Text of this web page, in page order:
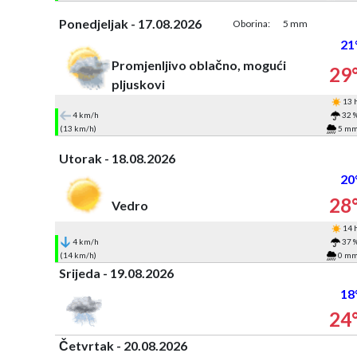
Ponedjeljak - 17.08.2026 Oborina: 5 mm
Promjenljivo oblačno, mogući
pljuskovi
13 h
4 km/h
32
(13 km/h)
5 mm
Utorak - 18.08.2026
Vedro
14 h
4 km/h
37
(14 km/h)
0 mm
Srijeda - 19.08.2026
Četvrtak - 20.08.2026